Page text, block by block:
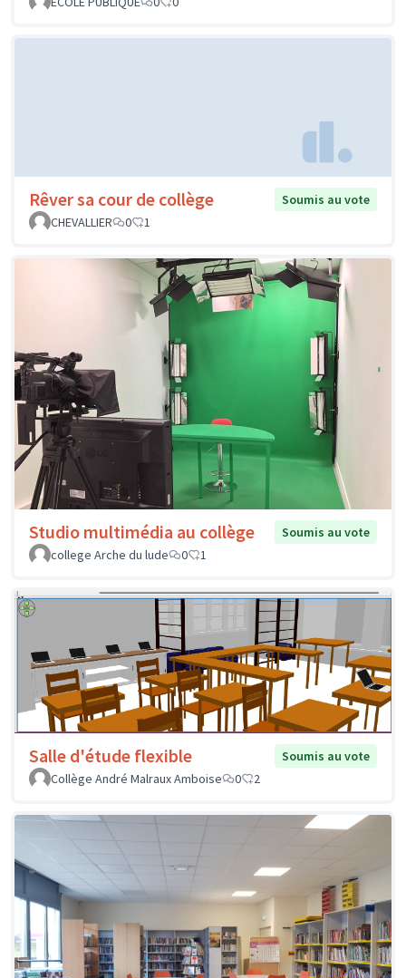
Rêver sa cour de collège
Soumis au vote
CHEVALLIER
0 1
Studio multimédia au collège
Soumis au vote
college Arche du lude
0 1
Salle d'étude flexible
Soumis au vote
Collège André Malraux Amboise
0 2